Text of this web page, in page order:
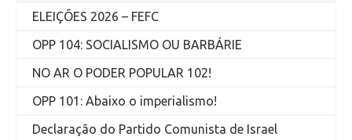
ELEIÇÕES 2026 – FEFC
OPP 104: SOCIALISMO OU BARBÁRIE
NO AR O PODER POPULAR 102!
OPP 101: Abaixo o imperialismo!
Declaração do Partido Comunista de Israel